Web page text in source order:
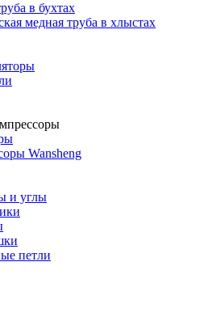
в бухтах
медная труба в хлыстах
Wansheng
и углы
петли